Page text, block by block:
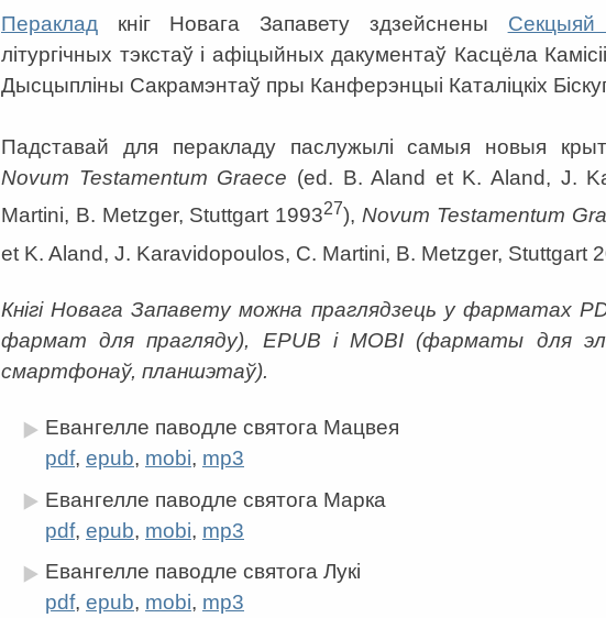
Пераклад кніг Новага Запавету здзейснены
літургічных тэкстаў і афіцыйных дакументаў Касцёла
Дысцыпліны Сакрамэнтаў пры Канферэнцыі Каталіцкіх
Падставай для перакладу паслужылі самыя новыя
Novum Testamentum Graece (ed. B. Aland et K. Aland, J.
Martini, B. Metzger, Stuttgart 199327),Novum Testamentum
et K. Aland, J. Karavidopoulos, C. Martini, B. Metzger, Stuttgart
Кнігі Новага Запавету можна праглядзець у фарматах
фармат для прагляду), EPUB і MOBI (фарматы для
смартфонаў, планшэтаў).
Евангелле паводле святога Мацвея
pdf, epub, mobi, mp3
Евангелле паводле святога Марка
pdf, epub, mobi, mp3
Евангелле паводле святога Лукі
pdf, epub, mobi, mp3